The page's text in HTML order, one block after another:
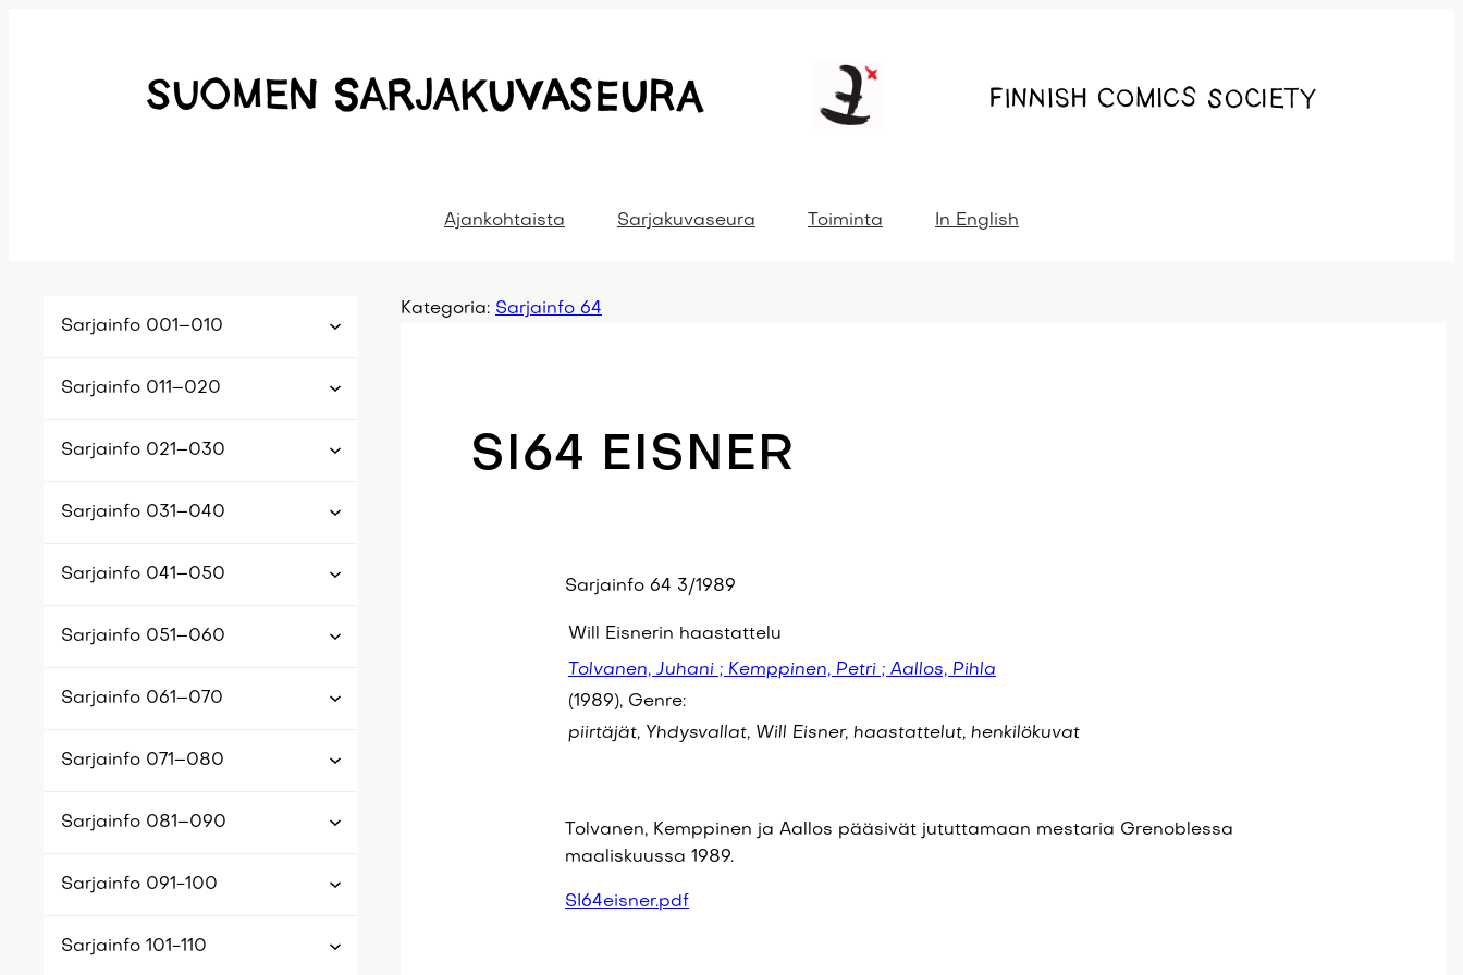
Ajankohtaista Sarjakuvaseura Toiminta In English
Sarjainfo 001–010
Sarjainfo 011–020
Sarjainfo 021–030
Sarjainfo 031–040
Sarjainfo 041–050
Sarjainfo 051–060
Sarjainfo 061–070
Sarjainfo 071–080
Sarjainfo 081–090
Sarjainfo 091-100
Sarjainfo 101-110
Kategoria: Sarjainfo 64
SI64 EISNER
Sarjainfo 64 3/1989
Will Eisnerin haastattelu
Tolvanen, Juhani ; Kemppinen, Petri ; Aallos, Pihla
(1989), Genre:
piirtäjät, Yhdysvallat, Will Eisner, haastattelut, henkilökuvat
Tolvanen, Kemppinen ja Aallos pääsivät jututtamaan mestaria Grenoblessa
maaliskuussa 1989.
SI64eisner.pdf